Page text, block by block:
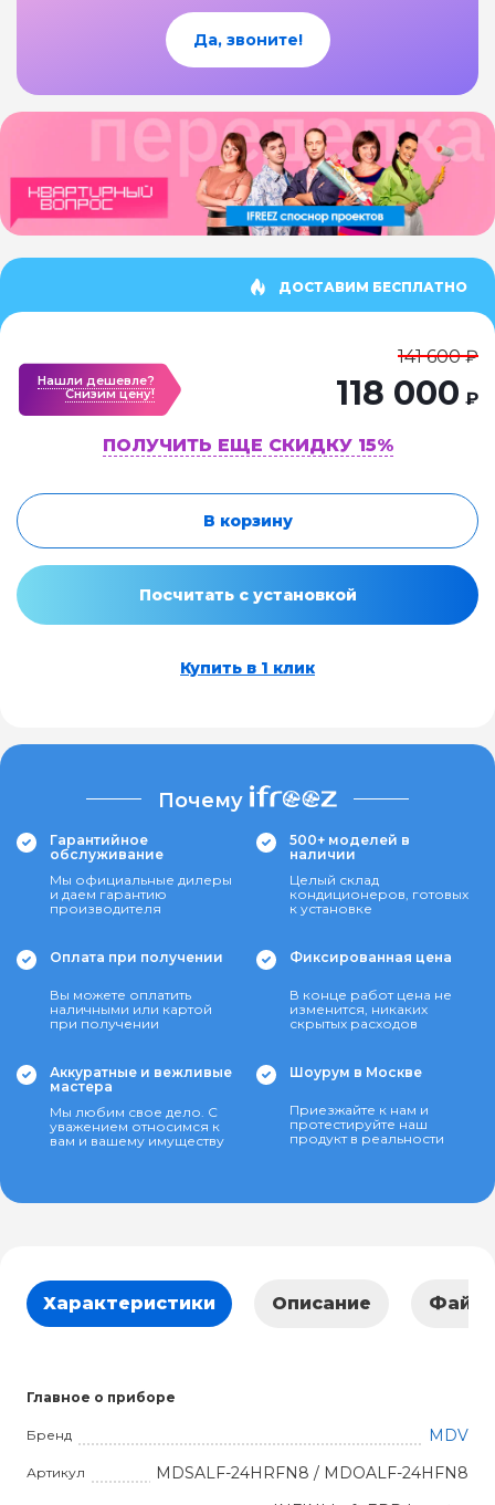
Да, звоните!
ДОСТАВИМ БЕСПЛАТНО
Нашли дешевле?
Cнизим цену!
141 600 ₽
118 000 ₽
ПОЛУЧИТЬ ЕЩЕ СКИДКУ 15%
В корзину
Посчитать с установкой
Купить в 1 клик
Почему
Гарантийное
обслуживание
Мы официальные дилеры
и даем гарантию
производителя
500+ моделей в
наличии
Целый склад
кондиционеров, готовых
к установке
Оплата при получении
Вы можете оплатить
наличными или картой
при получении
Фиксированная цена
В конце работ цена не
изменится, никаких
скрытых расходов
Аккуратные и вежливые
мастера
Мы любим свое дело. С
уважением относимся к
вам и вашему имуществу
Шоурум в Москве
Приезжайте к нам и
протестируйте наш
продукт в реальности
Характеристики Описание
Главное о приборе
Бренд MDV
Артикул MDSALF-24HRFN8 / MDOALF-24HFN8